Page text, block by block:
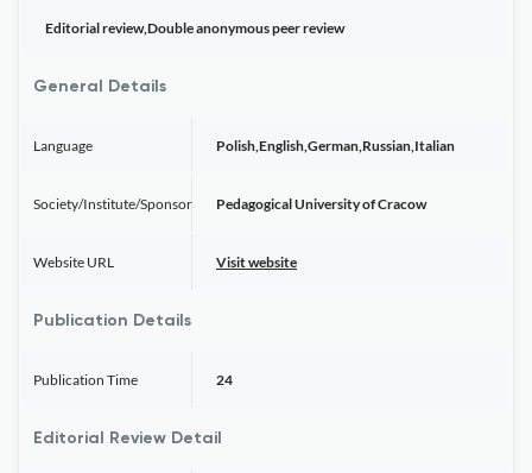
Editorial review,Double anonymous peer review
General Details
Language Polish,English,German,Russian,Italian
Society/Institute/Sponsor Pedagogical University of Cracow
Website URL Visit website
Publication Details
Publication Time 24
Editorial Review Detail